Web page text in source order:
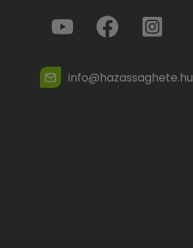
info@hazassaghete.hu